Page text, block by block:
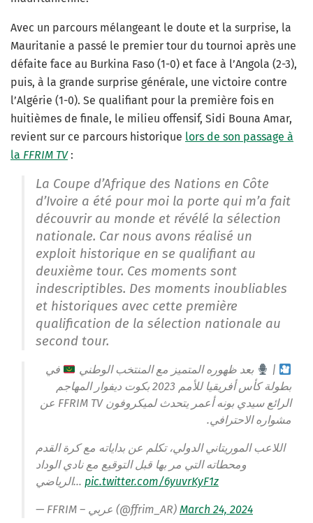
Avec un parcours mélangeant le doute et la surprise, la
Mauritanie a passé le premier tour du tournoi après une
défaite face au Burkina Faso (1-0) et face à l’Angola (2-3),
puis, à la grande surprise générale, une victoire contre
l’Algérie (1-0). Se qualifiant pour la première fois en
huitièmes de finale, le milieu offensif, Sidi Bouna Amar,
revient sur ce parcours historique lors de son passage à
la FFRIM TV:
La Coupe d’Afrique des Nations en Côte
d’Ivoire a été pour moi la porte qui m’a fait
découvrir au monde et révélé la sélection
nationale. Car nous avons réalisé un
exploit historique en se qualifiant au
deuxième tour. Ces moments sont
indescriptibles. Des moments inoubliables
et historiques avec cette première
qualification de la sélection nationale au
second tour.
| بعد ظهوره المتميز مع المنتخب الوطني
في
بطولة كأس أفريقيا للأمم 2023 بكوت ديفوار المهاجم
الرائع سيدي بونه أعمر يتحدث لميكروفون FFRIM TV عن
مشواره الاحترافي.
اللاعب الموريتاني الدولي، تكلم عن بداياته مع كرة القدم
ومحطاته التي مر بها قبل التوقيع مع نادي الوداد
الرياضي… pic.twitter.com/6yuvrKyF1z
— FFRIM – عربي (@ffrim_AR) March 24, 2024